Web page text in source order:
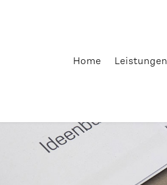
Home Leistungen